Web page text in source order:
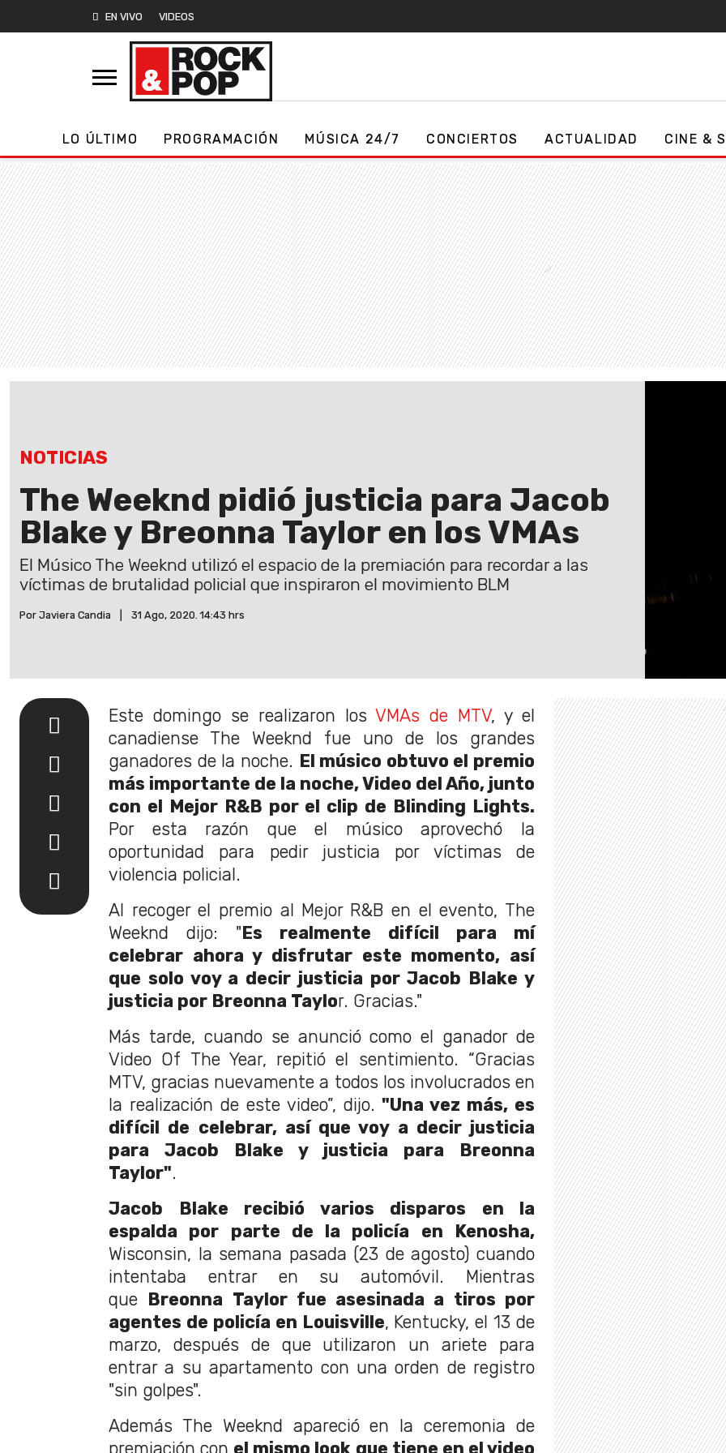
EN VIVO VIDEOS
LO ÚLTIMO PROGRAMACIÓN MÚSICA 24/7 CONCIERTOS ACTUALIDAD CINE &
NOTICIAS
The Weeknd pidió justicia para Jacob
Blake y Breonna Taylor en los VMAs
El Músico The Weeknd utilizó el espacio de la premiación para recordar a las
víctimas de brutalidad policial que inspiraron el movimiento BLM
Por Javiera Candia 31 Ago, 2020. 14:43 hrs
Este domingo se realizaron losVMAs de MTV, y el
canadiense The Weeknd fue uno de los grandes
ganadores de la noche. El músico obtuvo el premio
más importante de la noche, Video del Año, junto
con el Mejor R&B por el clip de Blinding Lights.
Por esta razón que el músico aprovechó la
oportunidad para pedir justicia por víctimas de
violencia policial.
Al recoger el premio al Mejor R&B en el evento, The
Weeknd dijo: " Es realmente difícil para mí
celebrar ahora y disfrutar este momento, así
que solo voy a decir justicia por Jacob Blake y
justicia por Breonna Taylor. Gracias."
Más tarde, cuando se anunció como el ganador de
Video Of The Year, repitió el sentimiento. “Gracias
MTV, gracias nuevamente a todos los involucrados en
la realización de este video”, dijo. "Una vez más, es
difícil de celebrar, así que voy a decir justicia
para Jacob Blake y justicia para Breonna
Taylor".
Jacob Blake recibió varios disparos en la
espalda por parte de la policía en Kenosha,
Wisconsin, la semana pasada (23 de agosto) cuando
intentaba entrar en su automóvil. Mientras
que
Breonna Taylor fue asesinada a tiros por
agentes de policía en Louisville, Kentucky, el 13 de
marzo, después de que utilizaron un ariete para
entrar a su apartamento con una orden de registro
"sin golpes".
Además The Weeknd apareció en la ceremonia de
premiación con el mismo look que tiene en el video